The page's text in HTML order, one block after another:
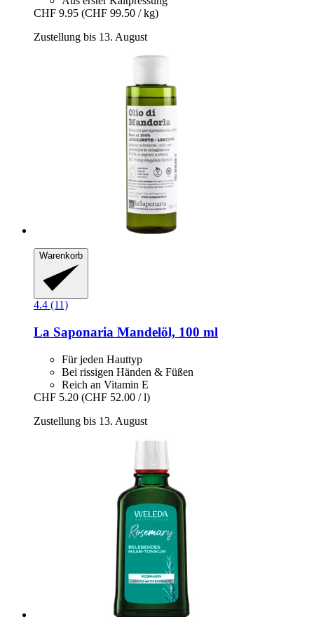
CHF 9.95 (CHF 99.50 / kg)
Zustellung bis 13. August
Warenkorb
4.4 (11)
La Saponaria Mandelöl, 100 ml
Für jeden Hauttyp
Bei rissigen Händen & Füßen
Reich an Vitamin E
CHF 5.20 (CHF 52.00 / l)
Zustellung bis 13. August